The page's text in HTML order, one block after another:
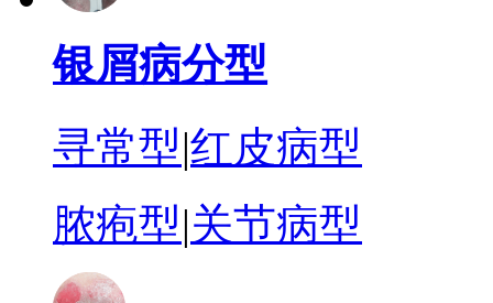
银屑病分型
寻常型|红皮病型
脓疱型|关节病型